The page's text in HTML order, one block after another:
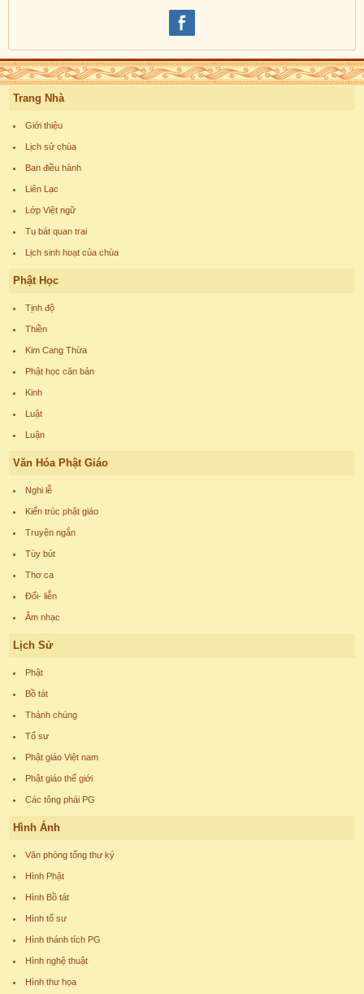
Trang Nhà
Giới thiệu
Lịch sử chùa
Ban điều hành
Liên Lạc
Lớp Việt ngữ
Tu bát quan trai
Lịch sinh hoạt của chùa
Phật Học
Tịnh độ
Thiền
Kim Cang Thừa
Phật học căn bản
Kinh
Luật
Luận
Văn Hóa Phật Giáo
Nghi lễ
Kiến trúc phật giáo
Truyện ngắn
Tùy bút
Thơ ca
Đối- liễn
Âm nhạc
Lịch Sử
Phật
Bồ tát
Thánh chúng
Tổ sư
Phật giáo Việt nam
Phật giáo thế giới
Các tông phái PG
Hình Ảnh
Văn phòng tổng thư ký
Hình Phật
Hình Bồ tát
Hình tổ sư
Hình thánh tích PG
Hình nghệ thuật
Hình thư họa